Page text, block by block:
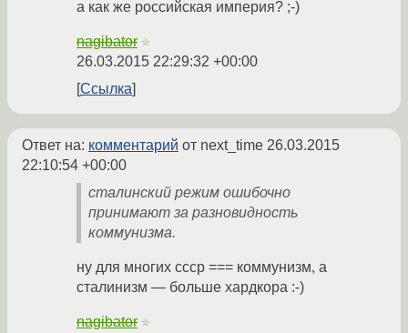
а как же российская империя? ;-)
nagibator ☆
26.03.2015 22:29:32 +00:00
Ссылка
Ответ на: комментарий от next_time 26.03.2015
22:10:54 +00:00
сталинский режим ошибочно
принимают за разновидность
коммунизма.
ну для многих ссср === коммунизм, а
сталинизм — больше хардкора :-)
nagibator ☆